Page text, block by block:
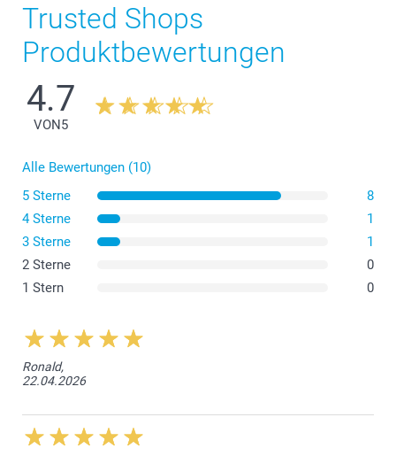
Trusted Shops
Produktbewertungen
4.7
VON5
Alle Bewertungen (10)
5 Sterne
8
4 Sterne
1
3 Sterne
1
2 Sterne
0
1 Stern
0
Ronald,
22.04.2026